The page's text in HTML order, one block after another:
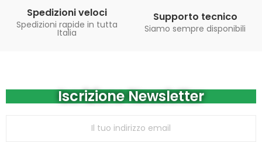
Spedizioni veloci
Spedizioni rapide in tutta
Italia
Supporto tecnico
Siamo sempre disponibili
Iscrizione Newsletter